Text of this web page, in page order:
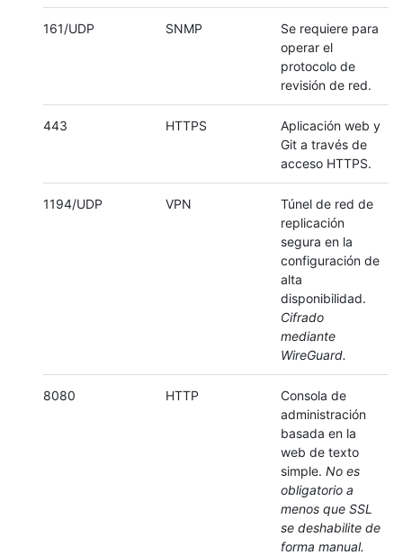
161/UDP SNMP
Se requiere para
operar el
protocolo de
revisión de red.
443 HTTPS
Aplicación web y
Git a través de
acceso HTTPS.
1194/UDP VPN
Túnel de red de
replicación
segura en la
configuración de
alta
disponibilidad.
Cifrado
mediante
WireGuard.
8080 HTTP
Consola de
administración
basada en la
web de texto
simple. No es
obligatorio a
menos que SSL
se deshabilite de
forma manual.